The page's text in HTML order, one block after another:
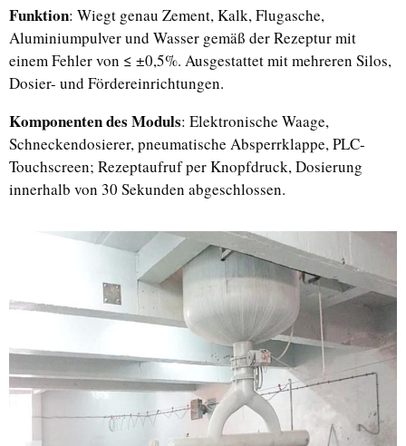
Funktion: Wiegt genau Zement, Kalk, Flugasche,
Aluminiumpulver und Wasser gemäß der Rezeptur mit
einem Fehler von ≤ ±0,5%. Ausgestattet mit mehreren Silos,
Dosier- und Fördereinrichtungen.
Komponenten des Moduls: Elektronische Waage,
Schneckendosierer, pneumatische Absperrklappe, PLC-
Touchscreen; Rezeptaufruf per Knopfdruck, Dosierung
innerhalb von 30 Sekunden abgeschlossen.